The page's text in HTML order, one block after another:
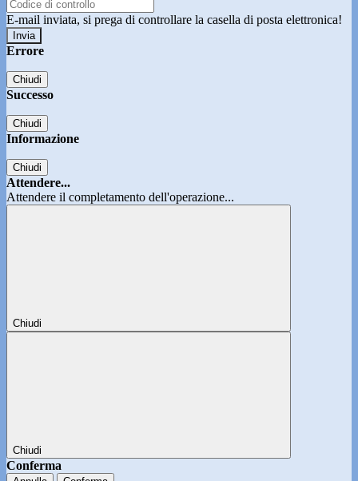
E-mail inviata, si prega di controllare la casella di posta elettronica!
Errore
Chiudi
Successo
Chiudi
Informazione
Chiudi
Attendere...
Attendere il completamento dell'operazione...
Chiudi
Chiudi
Conferma